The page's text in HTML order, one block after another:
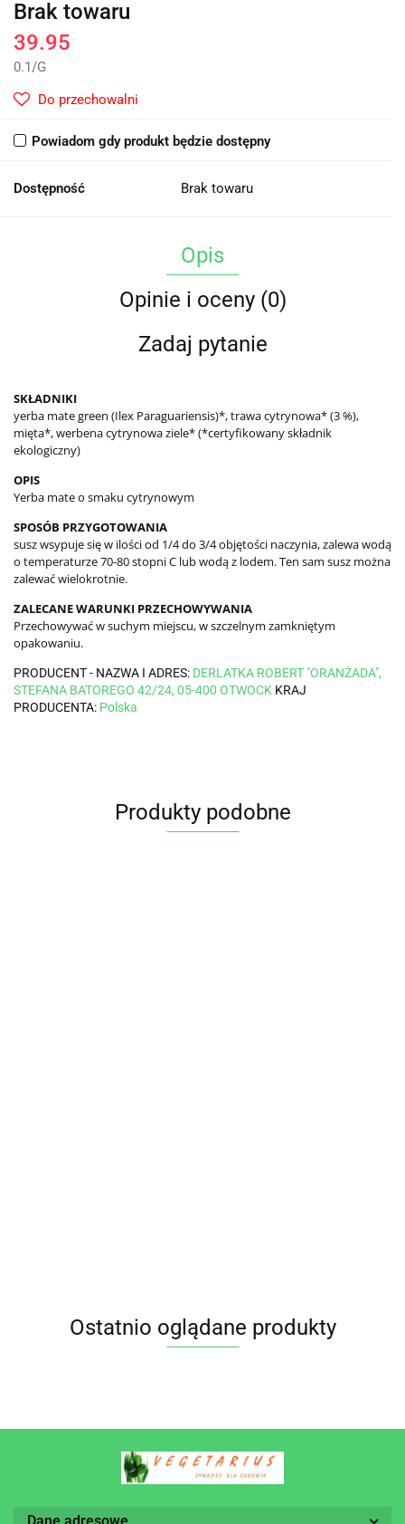
Brak towaru
39.95
0.1/G
Do przechowalni
Powiadom gdy produkt będzie dostępny
Dostępność Brak towaru
Opis
Opinie i oceny (0)
Zadaj pytanie
SKŁADNIKI
yerba mate green (Ilex Paraguariensis)*, trawa cytrynowa* (3 %),
mięta*, werbena cytrynowa ziele* (*certyfikowany składnik
ekologiczny)
OPIS
Yerba mate o smaku cytrynowym
SPOSÓB PRZYGOTOWANIA
susz wsypuje się w ilości od 1/4 do 3/4 objętości naczynia, zalewa wodą
o temperaturze 70-80 stopni C lub wodą z lodem. Ten sam susz można
zalewać wielokrotnie.
ZALECANE WARUNKI PRZECHOWYWANIA
Przechowywać w suchym miejscu, w szczelnym zamkniętym
opakowaniu.
PRODUCENT - NAZWA I ADRES: DERLATKA ROBERT "ORANŻADA",
STEFANA BATOREGO 42/24, 05-400 OTWOCK KRAJ
PRODUCENTA: Polska
Produkty podobne
Ostatnio oglądane produkty